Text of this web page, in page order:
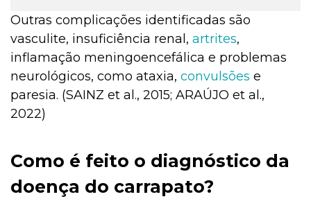
Outras complicações identificadas são
vasculite, insuficiência renal, artrites,
inflamação meningoencefálica e problemas
neurológicos, como ataxia, convulsões e
paresia. (SAINZ et al., 2015; ARAÚJO et al.,
2022)
Como é feito o diagnóstico da
doença do carrapato?